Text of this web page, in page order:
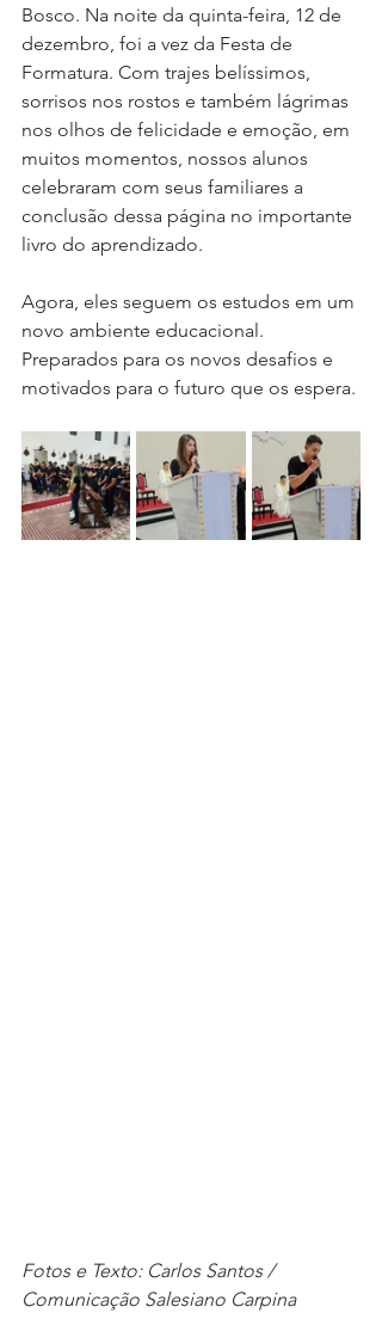
Bosco. Na noite da quinta-feira, 12 de
dezembro, foi a vez da Festa de
Formatura. Com trajes belíssimos,
sorrisos nos rostos e também lágrimas
nos olhos de felicidade e emoção, em
muitos momentos, nossos alunos
celebraram com seus familiares a
conclusão dessa página no importante
livro do aprendizado.
Agora, eles seguem os estudos em um
novo ambiente educacional.
Preparados para os novos desafios e
motivados para o futuro que os espera.
Fotos e Texto: Carlos Santos /
Comunicação Salesiano Carpina